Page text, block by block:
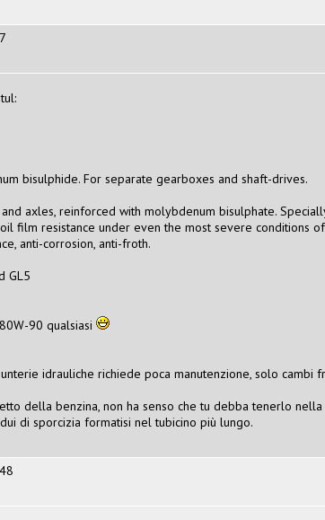
bisulphide. For separate gearboxes and shaft-drives.
axles, reinforced with molybdenum bisulphate.
film resistance under even the most severe conditions
anti-corrosion, anti-froth.
GL5
90 qualsiasi
idrauliche richiede poca manutenzione, solo cambi
della benzina, non ha senso che tu debba tenerlo nella
di sporcizia formatisi nel tubicino più lungo.